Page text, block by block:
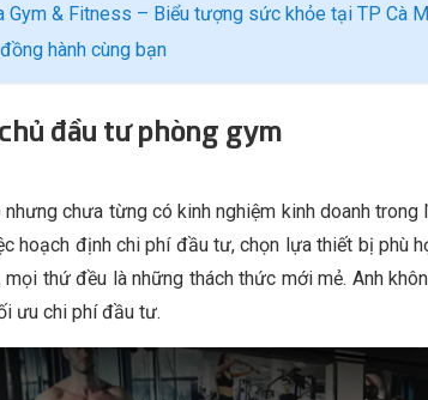
Gym & Fitness – Biểu tượng sức khỏe tại TP Cà
hành cùng bạn
đầu tư phòng gym
chưa từng có kinh nghiệm kinh doanh
hoạch định chi phí đầu tư, chọn lựa thiết bị phù
mọi thứ đều là những thách thức mới mẻ. Anh
ưu chi phí đầu tư.